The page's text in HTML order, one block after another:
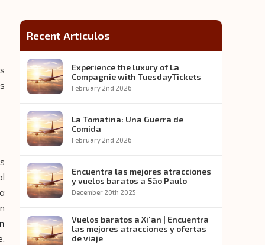
Recent Articulos
Experience the luxury of La
Compagnie with TuesdayTickets
February 2nd 2026
La Tomatina: Una Guerra de
Comida
February 2nd 2026
Encuentra las mejores atracciones
y vuelos baratos a São Paulo
December 20th 2025
Vuelos baratos a Xi'an | Encuentra
las mejores atracciones y ofertas
de viaje